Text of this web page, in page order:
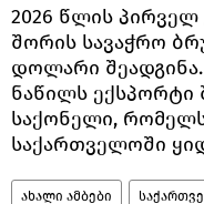
2026 წლის
შორის სავაჭრო
დოლარი
ნაწილს ექსპორტი
საქონელი,
საქართველოში
ახალი ამბები